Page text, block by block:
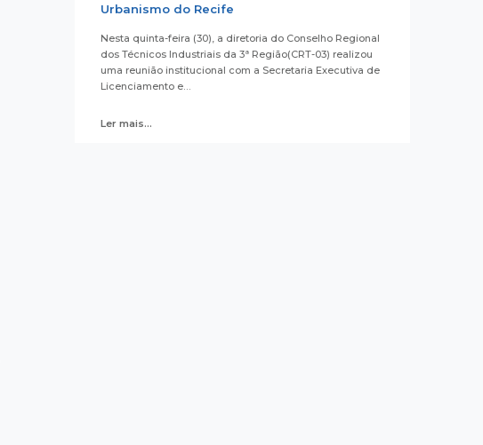
Urbanismo do Recife
Nesta quinta-feira (30), a diretoria do Conselho Regional
dos Técnicos Industriais da 3ª Região(CRT-03) realizou
uma reunião institucional com a Secretaria Executiva de
Licenciamento e…
Ler mais...